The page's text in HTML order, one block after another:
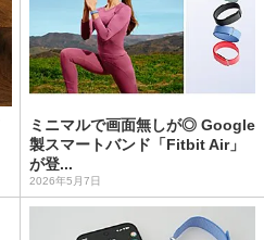
ミニマルで画面無しが◎ Google
製スマートバンド「Fitbit Air」
が登...
2026年5月7日